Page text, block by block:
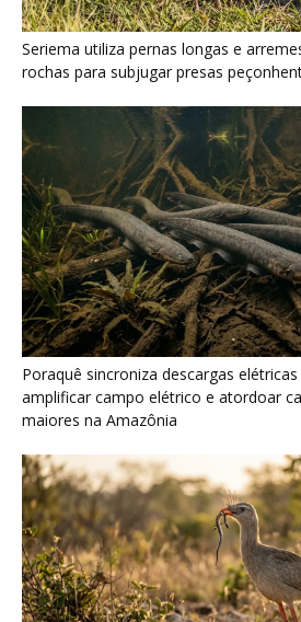
Como a majestosa onça pintada
e sustenta o equilíbrio ecológico na
Últimas noticias
Nova espécie de rã
do Acre
5 de agosto de 2026
Fertilizante
solos degradados
5 de agosto de 2026